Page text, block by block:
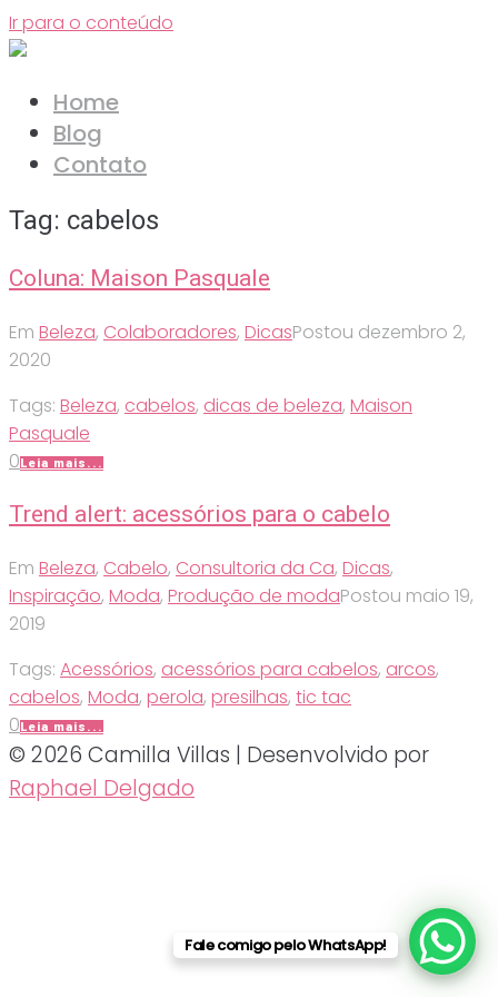
Ir para o conteúdo
Home
Blog
Contato
Tag: cabelos
Coluna: Maison Pasquale
Em Beleza, Colaboradores, DicasPostou dezembro 2,
2020
Tags: Beleza, cabelos, dicas de beleza, Maison
Pasquale
0Leia mais...
Trend alert: acessórios para o cabelo
Em Beleza, Cabelo, Consultoria da Ca, Dicas,
Inspiração, Moda, Produção de modaPostou maio 19,
2019
Tags: Acessórios, acessórios para cabelos, arcos,
cabelos, Moda, perola, presilhas, tic tac
0Leia mais...
© 2026 Camilla Villas | Desenvolvido por
Raphael Delgado
Fale comigo pelo WhatsApp!